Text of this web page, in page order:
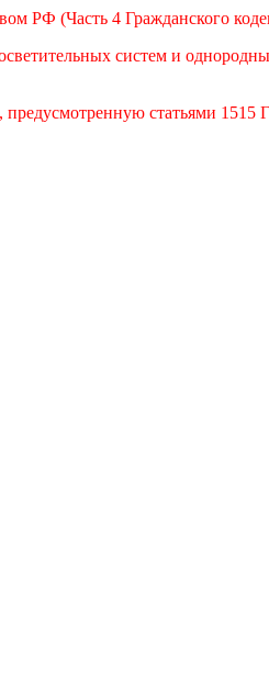
РФ (Часть 4 Гражданского
систем и
предусмотренную статьями